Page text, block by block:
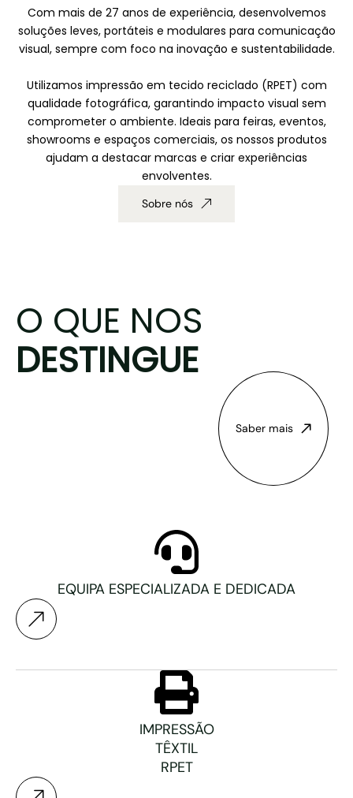
Com mais de 27 anos de experiência, desenvolvemos
soluções leves, portáteis e modulares para comunicação
visual, sempre com foco na inovação e sustentabilidade.
Utilizamos impressão em tecido reciclado (RPET) com
qualidade fotográfica, garantindo impacto visual sem
comprometer o ambiente. Ideais para feiras, eventos,
showrooms e espaços comerciais, os nossos produtos
ajudam a destacar marcas e criar experiências
envolventes.
Sobre nós
O QUE NOS
DESTINGUE
Saber mais
EQUIPA ESPECIALIZADA E DEDICADA
IMPRESSÃO
TÊXTIL
RPET